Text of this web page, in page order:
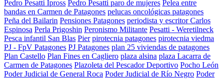
Pedro Pesatti Ipross Pedro Pesatti paro de mujeres Pelea entre
bandas en Carmen de Patagones pelucas oncológicas patagones
Peña del Bailarin Pensiones Patagones periodista y escritor Carlos
Espinosa Perla Prigoshin Peronismo Militante Pesatti - Weretilneck
Pesca infantil San Blas Pier pirotecnia patagones pirotecnia viedma
PJ - FpV Patagones PJ Patagones plan 25 viviendas de patagones
Plan Castello Plan Fines en Cagliero plaza alsina plaza Lacarra de
Carmen de Patagones Plazoleta del Pescador Deportivo Pocho León
Poder Judicial de General Roca Poder Judicial de Río Negro Poder